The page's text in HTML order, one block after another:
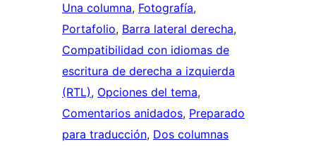
Una columna, Fotografía
Portafolio, Barra lateral derecha
Compatibilidad con idiomas de
escritura de derecha a izquierda
(RTL), Opciones del tema
Comentarios anidados, Preparado
para traducción, Dos columnas